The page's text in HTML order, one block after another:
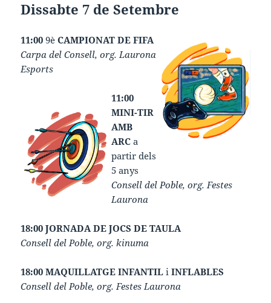
Dissabte 7 de Setembre
11:00 9èCAMPIONAT DE FIFA
Carpa del Consell, org. Laurona
Esports
11:00
MINI-TIR
AMB
ARC a
partir dels
5 anys
Consell del Poble, org. Festes
Laurona
18:00 JORNADA DE JOCS DE TAULA
Consell del Poble, org. kinuma
18:00 MAQUILLATGE INFANTIL iINFLABLES
Consell del Poble, org. Festes Laurona